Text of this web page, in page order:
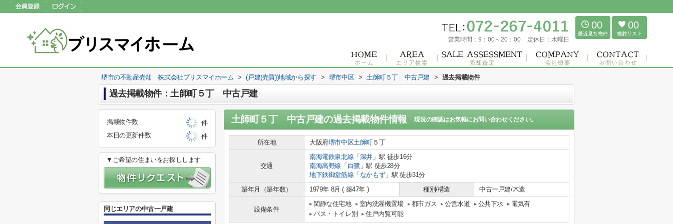
営業時間： 9：00～20：00 定休日： 水曜日
00 00
堺市の不動産売却｜株式会社ブリスマイホーム > (戸建(売買))地域から探す > 堺市中区 > 土師町５丁 中古戸建 > 過去掲載物件
過去掲載物件：土師町５丁 中古戸建
土師町５丁 中古戸建の過去掲載物件情報 現況の確認はお気軽にお問い合わせください。
所在地 大阪府堺市中区土師町 ５丁
交通
南海電鉄泉北線 「 深井 」駅 徒歩16分
南海高野線 「 白鷺 」駅 徒歩28分
地下鉄御堂筋線 「 なかもず」駅 徒歩31分
築年月（築年数）
1979年 8月 ( 築47年 ) 種別/構造 中古一戸建/木造
設備条件
閑静な住宅地 室内洗濯機置場 都市ガス 公営水道 公共下水
電気有
バス・トイレ別
住戸内覧可能
掲載物件数
件
本日の更新件数
件
▼ご希望の住まいをお探しします
同じエリアの中古一戸建